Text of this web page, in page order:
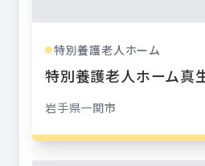
●特別養護老人ホーム
特別養護老人ホーム真
岩手県一関市